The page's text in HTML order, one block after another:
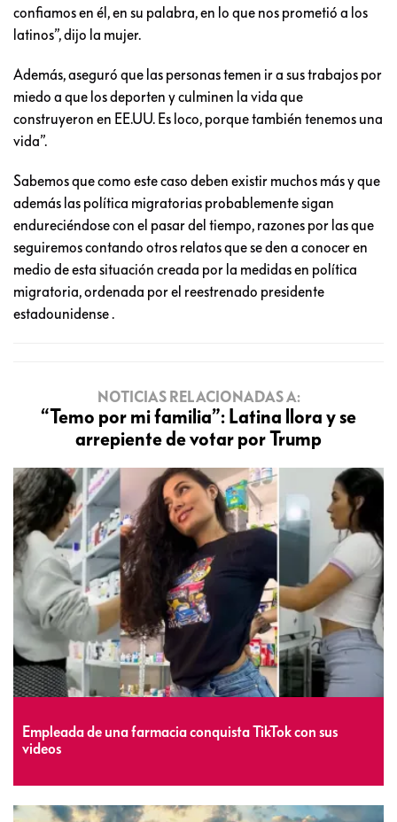
confiamos en él, en su palabra, en lo que nos prometió a los
latinos”, dijo la mujer.
Además, aseguró que las personas temen ir a sus trabajos por
miedo a que los deporten y culminen la vida que
construyeron en EE.UU. Es loco, porque también tenemos una
vida”.
Sabemos que como este caso deben existir muchos más y que
además las política migratorias probablemente sigan
endureciéndose con el pasar del tiempo, razones por las que
seguiremos contando otros relatos que se den a conocer en
medio de esta situación creada por la medidas en política
migratoria, ordenada por el reestrenado presidente
estadounidense .
NOTICIAS RELACIONADAS A:
“Temo por mi familia”: Latina llora y se
arrepiente de votar por Trump
Empleada de una farmacia conquista TikTok con sus
videos